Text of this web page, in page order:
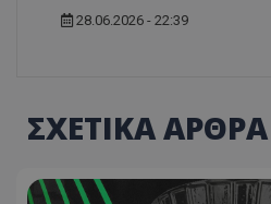
28.06.2026 - 22:39
ΣΧΕΤΙΚΑ ΑΡΘΡΑ